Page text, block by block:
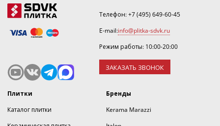
Телефон:+7 (495) 649-60-45
E-mail:info@plitka-sdvk.ru
Режим работы: 10:00-20:00
ЗАКАЗАТЬ ЗВОНОК
Плитки
Каталог плитки
Бренды
Kerama Marazzi